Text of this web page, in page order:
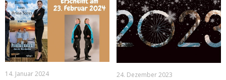
14. Januar 2024 24. Dezember 2023